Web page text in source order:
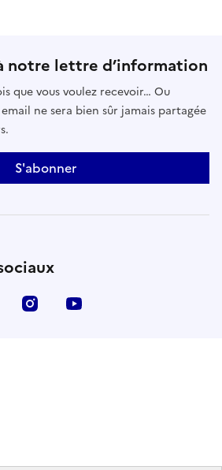
notre lettre d’information
que vous voulez recevoir… Ou
ne sera bien sûr jamais partagée
S'abonner
facebook instagram